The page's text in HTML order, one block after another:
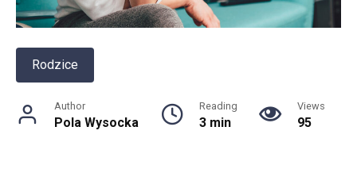
Rodzice
Author
Pola Wysocka
Reading
3 min
Views
95